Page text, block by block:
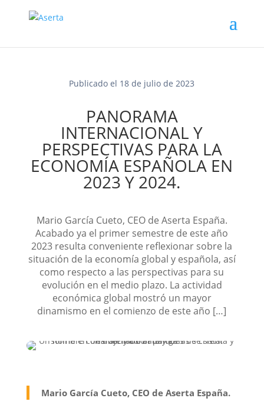
Publicado el 18 de julio de 2023
PANORAMA
INTERNACIONAL Y
PERSPECTIVAS PARA LA
ECONOMÍA ESPAÑOLA EN
2023 Y 2024.
Mario García Cueto, CEO de Aserta España.
Acabado ya el primer semestre de este año
2023 resulta conveniente reflexionar sobre la
situación de la economía global y española, así
como respecto a las perspectivas para su
evolución en el medio plazo. La actividad
económica global mostró un mayor
dinamismo en el comienzo de este año […]
Mario García Cueto, CEO de Aserta España.